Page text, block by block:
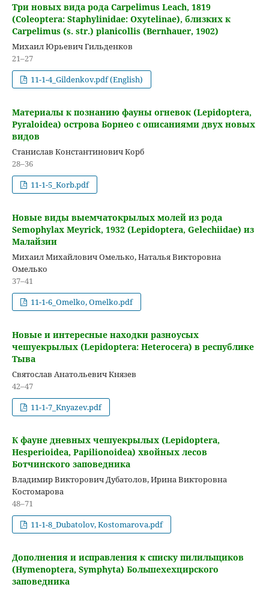
Три новых вида рода Carpelimus Leach, 1819
(Coleoptera: Staphylinidae: Oxytelinae), близких к
Carpelimus (s. str.) planicollis (Bernhauer, 1902)
Михаил Юрьевич Гильденков
21–27
11-1-4_Gildenkov.pdf (English)
Материалы к познанию фауны огневок (Lepidoptera,
Pyraloidea) острова Борнео с описаниями двух новых
видов
Станислав Константинович Корб
28–36
11-1-5_Korb.pdf
Новые виды выемчатокрылых молей из рода
Semophylax Meyrick, 1932 (Lepidoptera, Gelechiidae) из
Малайзии
Михаил Михайлович Омелько, Наталья Викторовна
Омелько
37–41
11-1-6_Omelko, Omelko.pdf
Новые и интересные находки разноусых
чешуекрылых (Lepidoptera: Heterocera) в республике
Тыва
Святослав Анатольевич Князев
42–47
11-1-7_Knyazev.pdf
К фауне дневных чешуекрылых (Lepidoptera,
Hesperioidea, Papilionoidea) хвойных лесов
Ботчинского заповедника
Владимир Викторович Дубатолов, Ирина Викторовна
Костомарова
48–71
11-1-8_Dubatolov, Kostomarova.pdf
Дополнения и исправления к списку пилильщиков
(Hymenoptera, Symphyta) Большехехцирского
заповедника